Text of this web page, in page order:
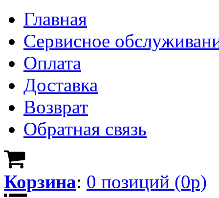
Главная
Сервисное
Оплата
Доставка
Возврат
Обратная связь
Корзина: 0 позиций (0р)